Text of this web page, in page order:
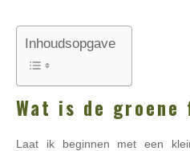
Inhoudsopgave
Wat is de
Laat ik beginnen met een